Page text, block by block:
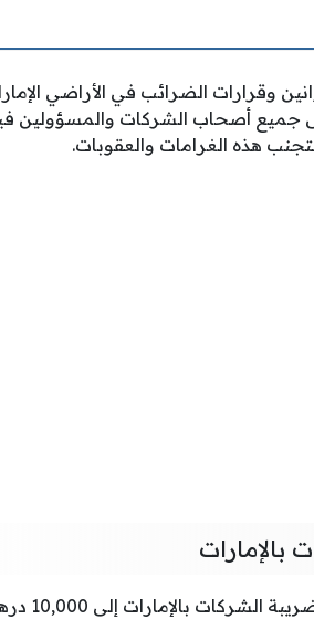
وقرارات الضرائب في الأراضي
أصحاب الشركات والمسؤولين فيها
هذه الغرامات والعقوبات.
تصل الغرامة